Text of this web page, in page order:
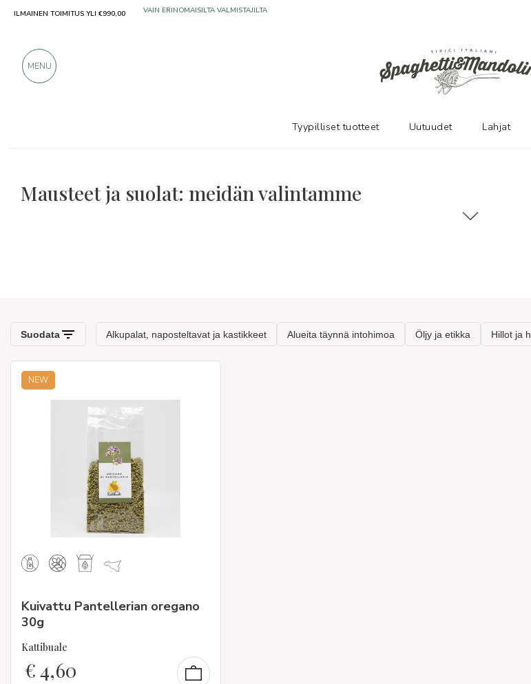
Mausteet ja suolat: meidän valintamme
NEW
Kuivattu Pantellerian oregano
30g
Kattibuale
€4,60
ILMAINEN TOIMITUS YLI €990,00 YLI 900 POSITIIVISTA ARVOSTELUA
MENU
Tyypilliset tuotteet Uutuudet Lahjat